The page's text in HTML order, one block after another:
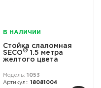
В НАЛИЧИИ
Стойка слаломная
SECO® 1.5 метра
желтого цвета
1053
18081004